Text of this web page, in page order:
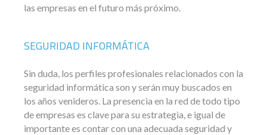
las empresas en el futuro más próximo.
SEGURIDAD INFORMÁTICA
Sin duda, los perfiles profesionales relacionados con la
seguridad informática son y serán muy buscados en
los años venideros. La presencia en la red de todo tipo
de empresas es clave para su estrategia, e igual de
importante es contar con una adecuada seguridad y